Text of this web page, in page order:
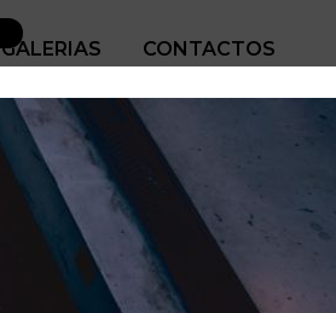
GALERIAS CONTACTOS